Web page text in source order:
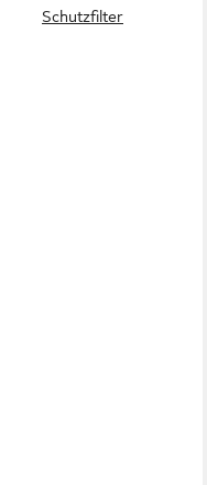
Schutzfilter